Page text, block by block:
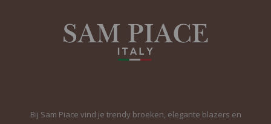
Bij Sam Piace vind je trendy broeken, elegante blazers en